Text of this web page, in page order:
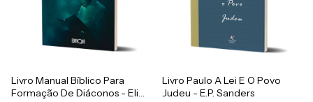
Livro Manual Bíblico Para
Formação De Diáconos - Eli
Livro Paulo A Lei E O Povo
Judeu - E.P. Sanders